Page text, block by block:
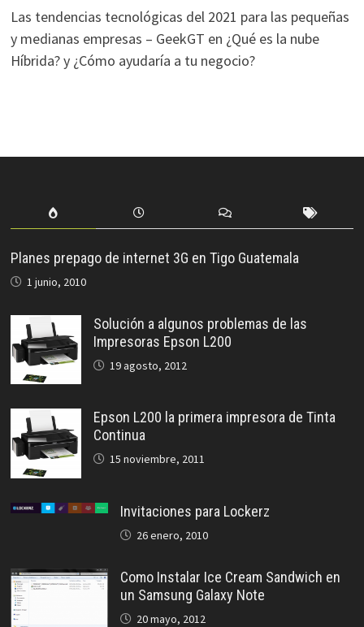
Las tendencias tecnológicas del 2021 para las pequeñas
y medianas empresas – GeekGT en ¿Qué es la nube
Híbrida? y ¿Cómo ayudaría a tu negocio?
Planes prepago de internet 3G en Tigo Guatemala
1 junio, 2010
Solución a algunos problemas de las
Impresoras Epson L200
19 agosto, 2012
Epson L200 la primera impresora de Tinta
Continua
15 noviembre, 2011
Invitaciones para Lockerz
26 enero, 2010
Como Instalar Ice Cream Sandwich en
un Samsung Galaxy Note
20 mayo, 2012